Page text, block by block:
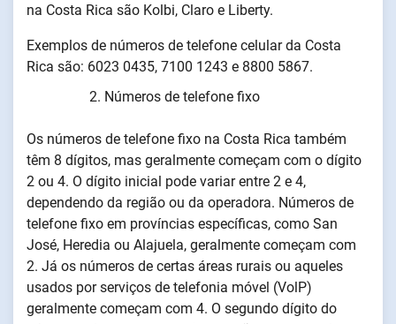
na Costa Rica são Kolbi, Claro e Liberty.
Exemplos de números de telefone celular da Costa
Rica são: 6023 0435, 7100 1243 e 8800 5867.
Números de telefone fixo
Os números de telefone fixo na Costa Rica também
têm 8 dígitos, mas geralmente começam com o dígito
2 ou 4. O dígito inicial pode variar entre 2 e 4,
dependendo da região ou da operadora. Números de
telefone fixo em províncias específicas, como San
José, Heredia ou Alajuela, geralmente começam com
2. Já os números de certas áreas rurais ou aqueles
usados por serviços de telefonia móvel (VolP)
geralmente começam com 4. O segundo dígito do